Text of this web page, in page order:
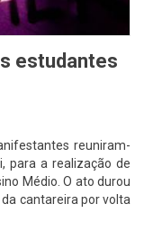
estudantes
reuniram-
para a realização de
Médio. O ato durou
cantareira por volta